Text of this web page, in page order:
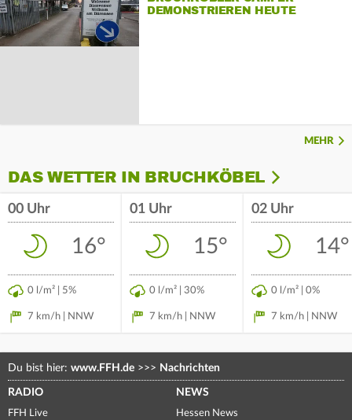
DEMONSTRIEREN HEUTE
MEHR
DAS WETTER IN BRUCHKÖBEL
00 Uhr
16°
0 l/m² | 5%
7 km/h | NNW
01 Uhr
15°
0 l/m² | 30%
7 km/h | NNW
02 Uhr
14°
0 l/m² | 0%
7 km/h | NNW
Du bist hier: www.FFH.de >>> Nachrichten
RADIO
FFH Live
NEWS
Hessen News